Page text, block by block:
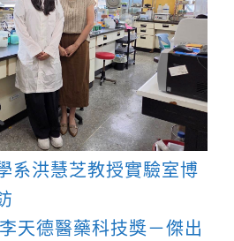
系洪慧芝教授實驗室博
天德醫藥科技獎－傑出